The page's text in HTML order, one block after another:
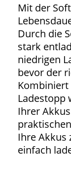
Mit der
Durch die
stark
niedrigen
bevor der
Ladestopp
Ihrer
Ihre Akkus
einfach